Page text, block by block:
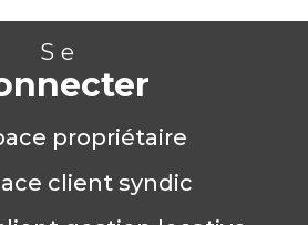
Se
propriétaire
client syndic